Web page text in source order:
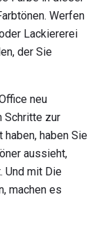
Werfen
Lackiererei
der Sie
neu
Schritte zur
haben Sie
aussieht,
Und mit Die
machen es